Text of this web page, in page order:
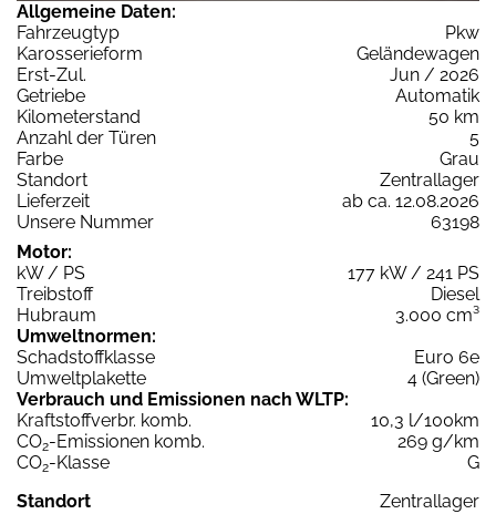
Allgemeine Daten:
Fahrzeugtyp
Pkw
Karosserieform
Geländewagen
Erst-Zul.
Jun / 2026
Getriebe
Automatik
Kilometerstand
50 km
Anzahl der Türen
5
Farbe
Grau
Standort
Zentrallager
Lieferzeit
ab ca. 12.08.2026
Unsere Nummer
63198
Motor:
kW / PS
177 kW / 241 PS
Treibstoff
Diesel
Hubraum
3.000 cm³
Umweltnormen:
Schadstoffklasse
Euro 6e
Umweltplakette
4 (Green)
Verbrauch und Emissionen nach WLTP:
Kraftstoffverbr. komb.
10,3 l/100km
CO2-Emissionen komb.
269 g/km
CO2-Klasse
G
Standort
Zentrallager